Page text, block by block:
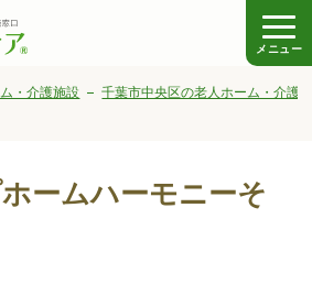
メニュー
・介護施設 千葉市中央区の老人ホーム・介護
ームハーモニーそ